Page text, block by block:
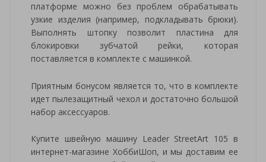
платформе можно без проблем обрабатывать
узкие изделия (например, подкладывать брюки).
Выполнять штопку позволит пластина для
блокировки зубчатой рейки, которая
поставляется в комплекте с машинкой.
Приятным бонусом является то, что в комплекте
идет пылезащитный чехол и достаточно большой
набор аксессуаров.
Купите швейную машину Leader StreetArt 105 в
интернет-магазине ХоббиШоп, и мы доставим ее